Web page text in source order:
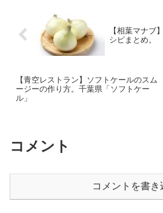
【相葉マナブ
シピまとめ。
【青空レストラン】ソフトケールのスム
ージーの作り方。千葉県「ソフトケー
ル」
コメント
コメントを書き